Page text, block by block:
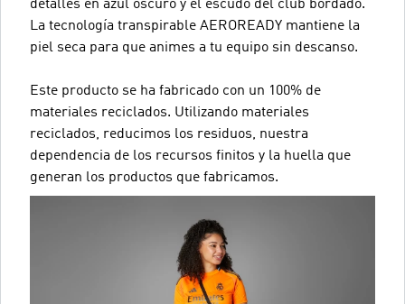
detalles en azul oscuro y el escudo del club bordado.
La tecnología transpirable AEROREADY mantiene la
piel seca para que animes a tu equipo sin descanso.
Este producto se ha fabricado con un 100% de
materiales reciclados. Utilizando materiales
reciclados, reducimos los residuos, nuestra
dependencia de los recursos finitos y la huella que
generan los productos que fabricamos.